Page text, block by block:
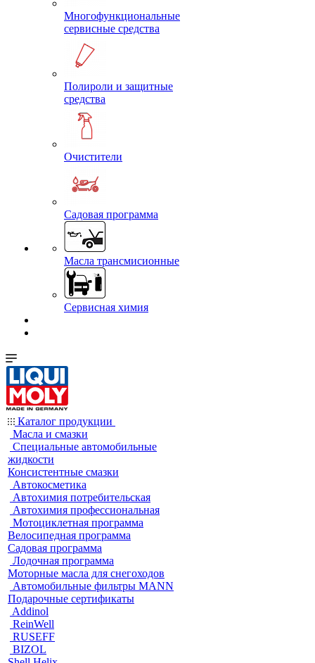
Многофункциональные
сервисные средства
Полироли и защитные
средства
Очистители
Садовая программа
Масла трансмисионные
Сервисная химия
Каталог продукции
Масла и смазки
Специальные автомобильные
жидкости
Консистентные смазки
Автокосметика
Автохимия потребительская
Автохимия профессиональная
Мотоциклетная программа
Велосипедная программа
Садовая программа
Лодочная программа
Моторные масла для снегоходов
Автомобильные фильтры MANN
Подарочные сертификаты
Addinol
ReinWell
RUSEFF
BIZOL